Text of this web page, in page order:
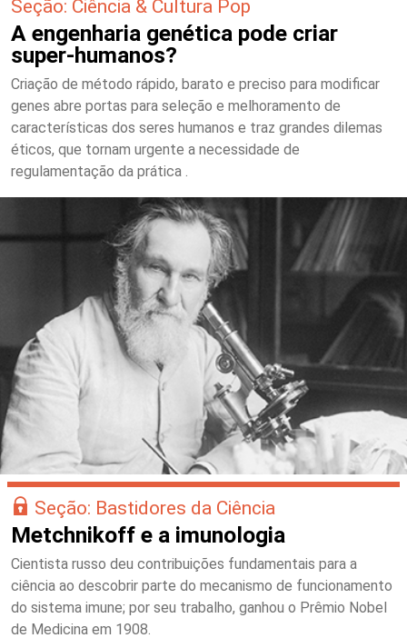
Seção: Ciência & Cultura Pop
A engenharia genética pode criar
super-humanos?
Criação de método rápido, barato e preciso para modificar
genes abre portas para seleção e melhoramento de
características dos seres humanos e traz grandes dilemas
éticos, que tornam urgente a necessidade de
regulamentação da prática .
Seção: Bastidores da Ciência
Metchnikoff e a imunologia
Cientista russo deu contribuições fundamentais para a
ciência ao descobrir parte do mecanismo de funcionamento
do sistema imune; por seu trabalho, ganhou o Prêmio Nobel
de Medicina em 1908.